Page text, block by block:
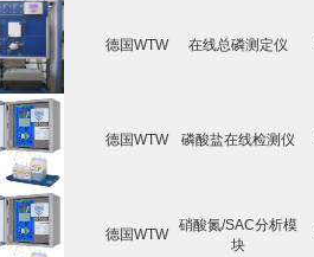
德国WTW 在线总磷测定仪
德国WTW 磷酸盐在线检测仪
德国WTW
硝酸氮/SAC分析模
块